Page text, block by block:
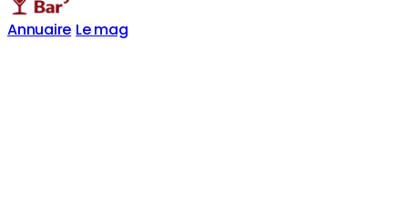
Annuaire Le mag